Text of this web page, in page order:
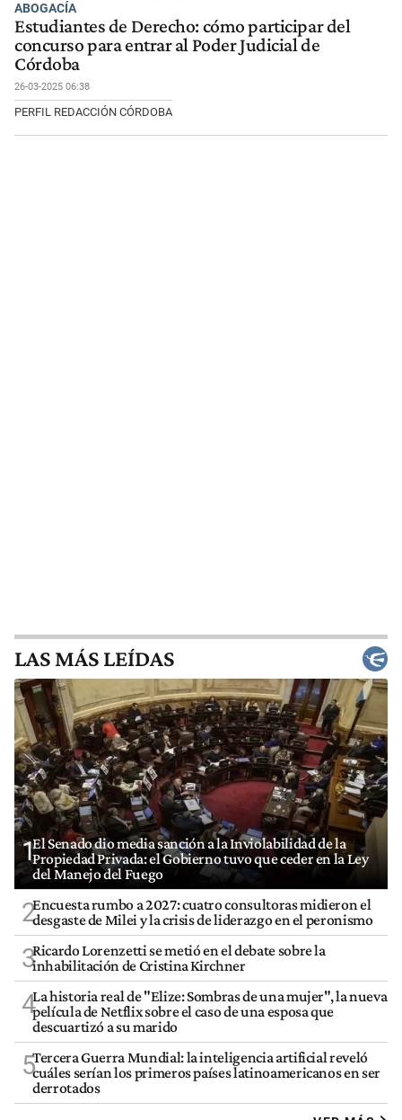
ABOGACÍA
Estudiantes de Derecho: cómo participar del
concurso para entrar al Poder Judicial de
Córdoba
26-03-2025 06:38
PERFIL REDACCIÓN CÓRDOBA
LAS MÁS LEÍDAS
1El Senado dio media sanción a la Inviolabilidad de la
Propiedad Privada: el Gobierno tuvo que ceder en la Ley
del Manejo del Fuego
2Encuesta rumbo a 2027: cuatro consultoras midieron el
desgaste de Milei y la crisis de liderazgo en el peronismo
3Ricardo Lorenzetti se metió en el debate sobre la
inhabilitación de Cristina Kirchner
4La historia real de "Elize: Sombras de una mujer", la nueva
película de Netflix sobre el caso de una esposa que
descuartizó a su marido
5Tercera Guerra Mundial: la inteligencia artificial reveló
cuáles serían los primeros países latinoamericanos en ser
derrotados